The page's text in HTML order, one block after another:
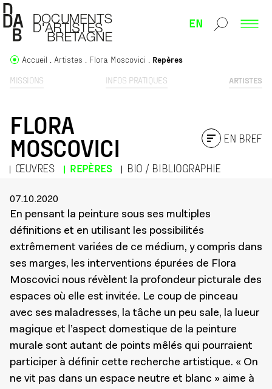
EN
MISSIONS INFOS PRATIQUES ARTISTES
Accueil Artistes Flora Moscovici Repères
FLORA
MOSCOVICI
ŒUVRES REPÈRES BIO / BIBLIOGRAPHIE
EN BREF
07.10.2020
En pensant la peinture sous ses multiples
définitions et en utilisant les possibilités
extrêmement variées de ce médium, y compris dans
ses marges, les interventions épurées de Flora
Moscovici nous révèlent la profondeur picturale des
espaces où elle est invitée. Le coup de pinceau
avec ses maladresses, la tâche un peu sale, la lueur
magique et l’aspect domestique de la peinture
murale sont autant de points mêlés qui pourraient
participer à définir cette recherche artistique. « On
ne vit pas dans un espace neutre et blanc » aime à